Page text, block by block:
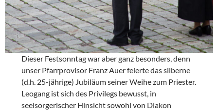
Dieser Festsonntag war aber ganz besonders, denn
unser Pfarrprovisor Franz Auer feierte das silberne
(d.h. 25-jährige) Jubiläum seiner Weihe zum Priester.
Leogang ist sich des Privilegs bewusst, in
seelsorgerischer Hinsicht sowohl von Diakon